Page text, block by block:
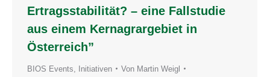
Ertragsstabilität? – eine Fallstudie
aus einem Kernagrargebiet in
Österreich”
BIOS Events Initiativen Von Martin Weigl